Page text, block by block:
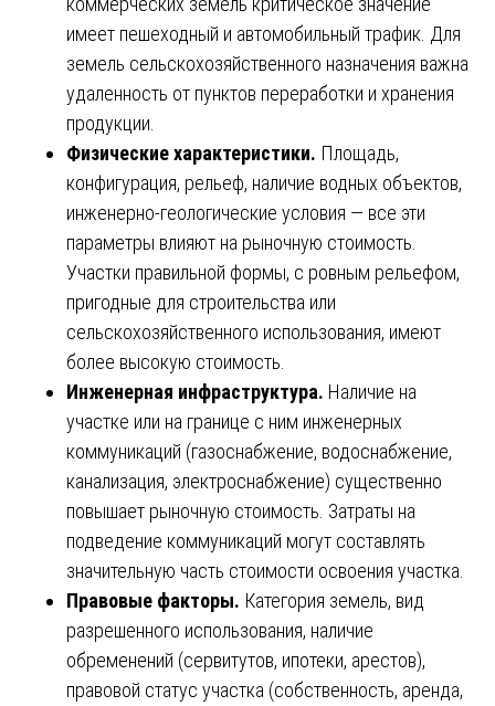
имеет пешеходный и автомобильный трафик. Для
земель сельскохозяйственного назначения важна
удаленность от пунктов переработки и хранения
продукции.
Физические характеристики. Площадь,
конфигурация, рельеф, наличие водных объектов,
инженерно-геологические условия — все эти
параметры влияют на рыночную стоимость.
Участки правильной формы, с ровным рельефом,
пригодные для строительства или
сельскохозяйственного использования, имеют
более высокую стоимость.
Инженерная инфраструктура. Наличие на
участке или на границе с ним инженерных
коммуникаций (газоснабжение, водоснабжение,
канализация, электроснабжение) существенно
повышает рыночную стоимость. Затраты на
подведение коммуникаций могут составлять
значительную часть стоимости освоения участка.
Правовые факторы. Категория земель, вид
разрешенного использования, наличие
обременений (сервитутов, ипотеки, арестов),
правовой статус участка (собственность, аренда,